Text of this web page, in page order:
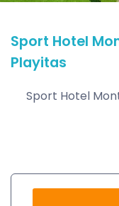
Sport Hotel
Playitas
Sport Hotel